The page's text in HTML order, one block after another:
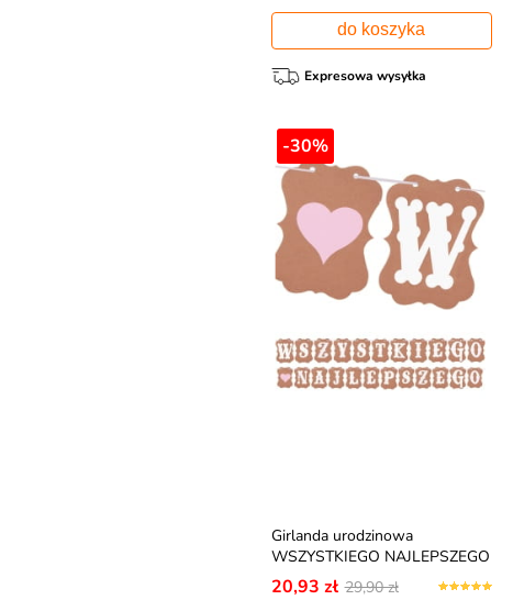
do koszyka
Expresowa wysyłka
-30%
Girlanda urodzinowa
WSZYSTKIEGO NAJLEPSZEGO
20,93 zł 29,90 zł